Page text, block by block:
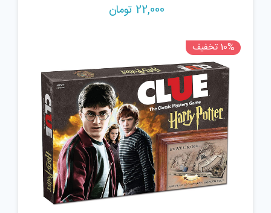
22,000 تومان
10% تخفیف